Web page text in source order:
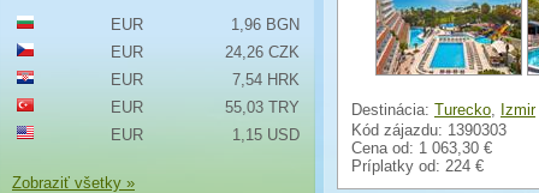
Destinácia: Turecko, Izmir
Kód zájazdu: 1390303
Cena od: 1 063,30 €
Príplatky od: 224 €
EUR
1,96 BGN
EUR
24,26 CZK
EUR
7,54 HRK
EUR
55,03 TRY
EUR
1,15 USD
Zobraziť všetky »